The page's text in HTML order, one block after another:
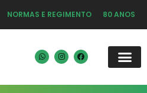
NORMAS E REGIMENTO 80 ANOS